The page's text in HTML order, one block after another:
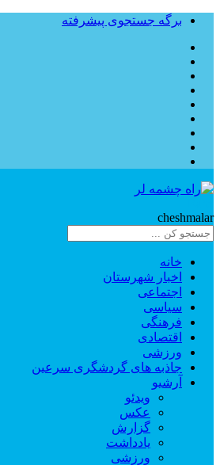
برگه جستجوی پیشرفته
cheshmalar
خانه
اخبار شهرستان
اجتماعی
سیاسی
فرهنگی
اقتصادی
ورزشی
جاذبه های گردشگری سرعین
آرشیو
ویدئو
عکس
گزارش
یادداشت
ورزشی